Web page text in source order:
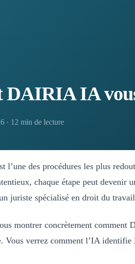
DAIRIA IA
· 12 min de lecture
l’une des procédures les plus
chaque étape peut devenir
juriste spécialisé en droit du
montrer concrètement comment
verrez comment l’IA identifie